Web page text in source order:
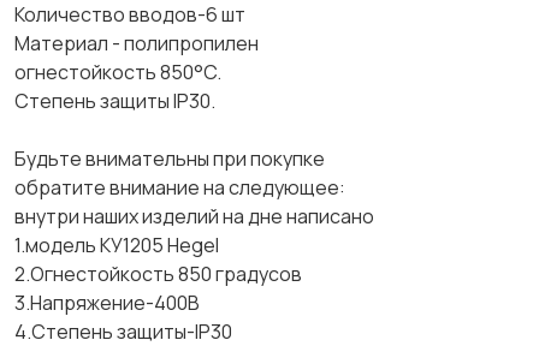
Количество вводов-6 шт
Материал - полипропилен
огнестойкость 850°C.
Степень защиты IP30.
Будьте внимательны при покупке
обратите внимание на следующее:
внутри наших изделий на дне написано
1.модель КУ1205 Hegel
2.Огнестойкость 850 градусов
3.Напряжение-400В
4.Степень защиты-IP30